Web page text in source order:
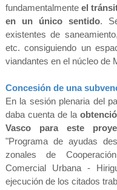
fundamentalmenteel
en un único sentido.
existentes de
etc. consiguiendo un
viandantes en el núcleo de
Concesión de una
En la sesión plenaria del
daba cuenta de la
Vasco para este
"Programa de ayudas
zonales de
Comercial Urbana -
ejecución de los citados